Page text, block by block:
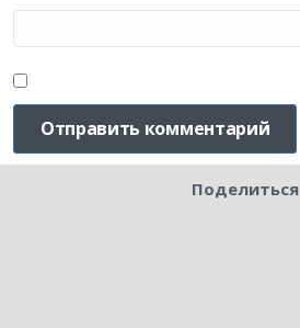
Поделиться